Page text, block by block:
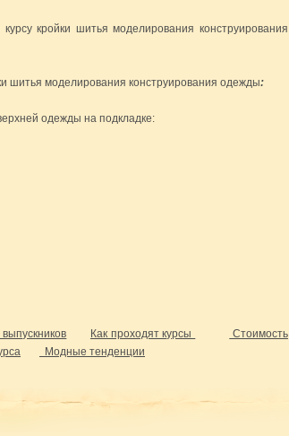
кройки шитья моделирования конструирования
шитья моделирования конструирования одежды:
одежды на подкладке:
Как проходят курсы
Стоимость
Модные тенденции